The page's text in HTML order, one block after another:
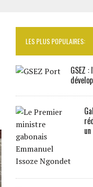
LES PLUS POPULAIRES:
GSEZ